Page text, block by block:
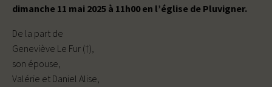
dimanche 11 mai 2025 à 11h00 en l’église de Pluvigner.
De la part de
Geneviève Le Fur (†),
son épouse,
Valérie et Daniel Alise,